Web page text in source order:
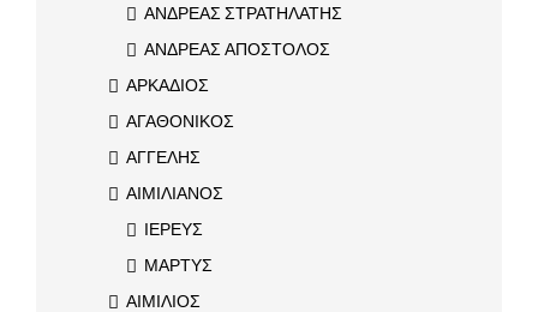
ΑΝΔΡΕΑΣ ΣΤΡΑΤΗΛΑΤΗΣ
ΑΝΔΡΕΑΣ ΑΠΟΣΤΟΛΟΣ
ΑΡΚΑΔΙΟΣ
ΑΓΑΘΟΝΙΚΟΣ
ΑΓΓΕΛΗΣ
ΑΙΜΙΛΙΑΝΟΣ
ΙΕΡΕΥΣ
ΜΑΡΤΥΣ
ΑΙΜΙΛΙΟΣ